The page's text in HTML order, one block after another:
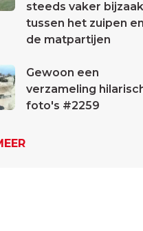
steeds vaker bijzaak
tussen het zuipen en
de matpartijen
Gewoon een
verzameling
foto's #2259